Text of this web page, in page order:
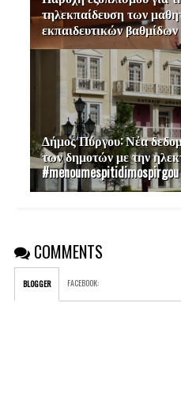
τηλεκπαίδευση των
εκπαιδευτικών βαθμίδων
Δήμος Πύργου: Νέα
των δημοτών με την
#menoumespitidimospirgou
COMMENTS
BLOGGER FACEBOOK: